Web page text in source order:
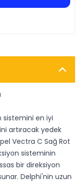
sistemini en iyi
artıracak yedek
Vectra C Sağ Rot
sisteminin
bir direksiyon
Delphi'nin uzun